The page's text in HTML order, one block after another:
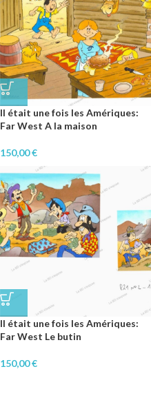
Il était une fois les Amériques:
Far West A la maison
150,00€
Il était une fois les Amériques:
Far West Le butin
150,00€